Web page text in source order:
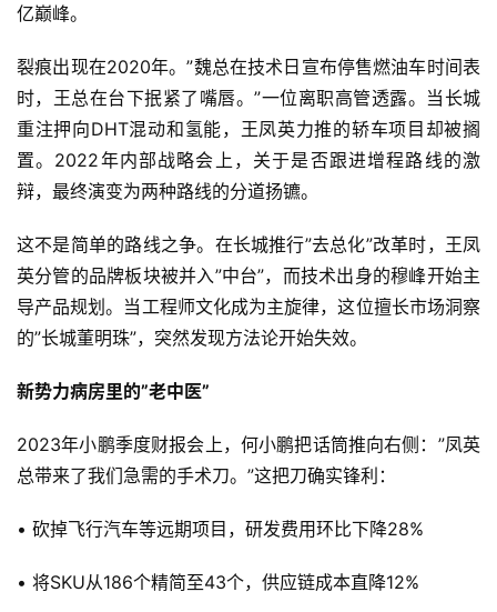
亿巅峰。
裂痕出现在2020年。”魏总在技术日宣布停售燃油车时间表
时，王总在台下抿紧了嘴唇。”一位离职高管透露。当长城
重注押向DHT混动和氢能，王凤英力推的轿车项目却被搁
置。2022年内部战略会上，关于是否跟进增程路线的激
辩，最终演变为两种路线的分道扬镳。
这不是简单的路线之争。在长城推行”去总化”改革时，王凤
英分管的品牌板块被并入”中台”，而技术出身的穆峰开始主
导产品规划。当工程师文化成为主旋律，这位擅长市场洞察
的”长城董明珠”，突然发现方法论开始失效。
新势力病房里的”老中医”
2023年小鹏季度财报会上，何小鹏把话筒推向右侧：”凤英
总带来了我们急需的手术刀。”这把刀确实锋利：
• 砍掉飞行汽车等远期项目，研发费用环比下降28%
• 将SKU从186个精简至43个，供应链成本直降12%